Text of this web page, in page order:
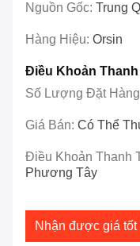
Nguồn Gốc: Trung
Hàng Hiệu: Orsin
Điều Khoản Thanh
Số Lượng Đặt
Giá Bán: Có Thể
Điều Khoản Thanh
Phương Tây
Nhận được giá tốt